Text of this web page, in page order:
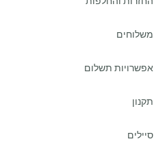
משלוחים
אפשרויות תשלום
תקנון
סיילים